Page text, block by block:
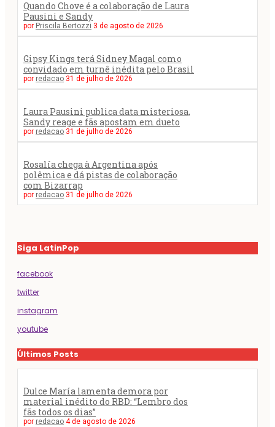
Quando Chove é a colaboração de Laura
Pausini e Sandy
por Priscila Bertozzi 3 de agosto de 2026
Gipsy Kings terá Sidney Magal como
convidado em turnê inédita pelo Brasil
por redacao 31 de julho de 2026
Laura Pausini publica data misteriosa,
Sandy reage e fãs apostam em dueto
por redacao 31 de julho de 2026
Rosalía chega à Argentina após
polêmica e dá pistas de colaboração
com Bizarrap
por redacao 31 de julho de 2026
Siga LatinPop
facebook
twitter
instagram
youtube
Últimos Posts
Dulce María lamenta demora por
material inédito do RBD: “Lembro dos
fãs todos os dias”
por redacao 4 de agosto de 2026